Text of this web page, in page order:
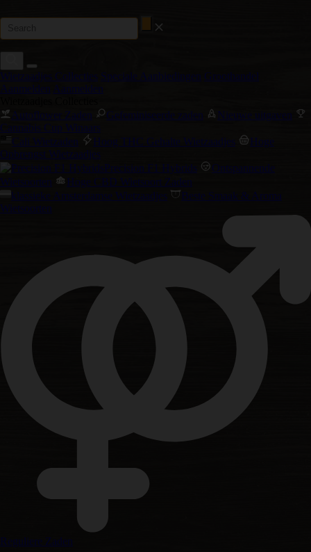
Wietzaadjes Collecties Speciale Aanbiedingen Groothandel
Aanmelden Aanmelden
Autoflower Zaden
Gefeminiseerde zaden
Nieuwe uitgaven
Cannabis Cup Winaars
Cali Wietzaden
Hoog THC Gehalte Wietzaadjes
Hoge
Opbrengst Wietzaadjes
Precision F1 Hybrids
Ontspannende
Wietsoorten
Hoge CBD Wietsoort Zaden
klassieke Amsterdamse Wietzaadjes
Beste Smaak & Aroma
Wietsoorten
Reguliere Zaden